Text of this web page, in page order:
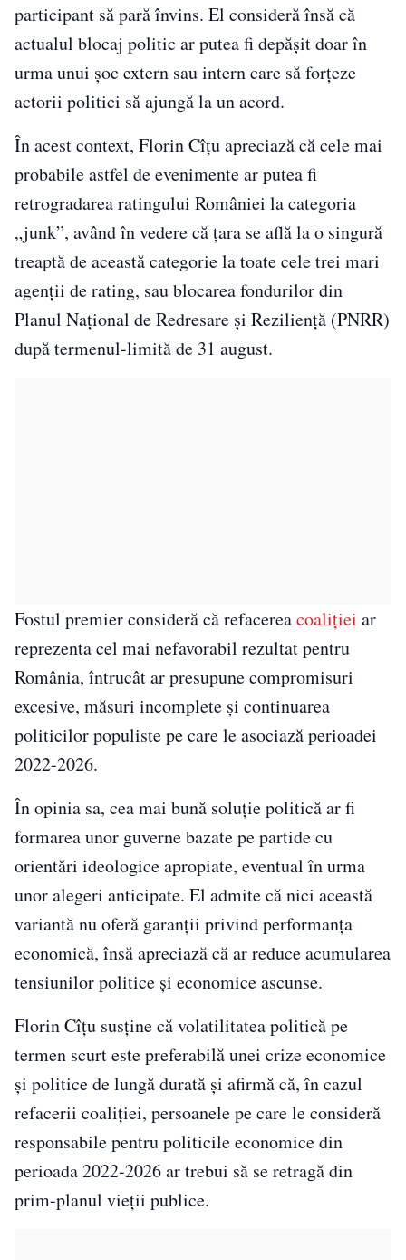
participant să pară învins. El consideră însă că
actualul blocaj politic ar putea fi depășit doar în
urma unui șoc extern sau intern care să forțeze
actorii politici să ajungă la un acord.
În acest context, Florin Cîțu apreciază că cele mai
probabile astfel de evenimente ar putea fi
retrogradarea ratingului României la categoria
„junk”, având în vedere că țara se află la o singură
treaptă de această categorie la toate cele trei mari
agenții de rating, sau blocarea fondurilor din
Planul Național de Redresare și Reziliență (PNRR)
după termenul-limită de 31 august.
Fostul premier consideră că refacereacoaliției ar
reprezenta cel mai nefavorabil rezultat pentru
România, întrucât ar presupune compromisuri
excesive, măsuri incomplete și continuarea
politicilor populiste pe care le asociază perioadei
2022-2026.
În opinia sa, cea mai bună soluție politică ar fi
formarea unor guverne bazate pe partide cu
orientări ideologice apropiate, eventual în urma
unor alegeri anticipate. El admite că nici această
variantă nu oferă garanții privind performanța
economică, însă apreciază că ar reduce acumularea
tensiunilor politice și economice ascunse.
Florin Cîțu susține că volatilitatea politică pe
termen scurt este preferabilă unei crize economice
și politice de lungă durată și afirmă că, în cazul
refacerii coaliției, persoanele pe care le consideră
responsabile pentru politicile economice din
perioada 2022-2026 ar trebui să se retragă din
prim-planul vieții publice.